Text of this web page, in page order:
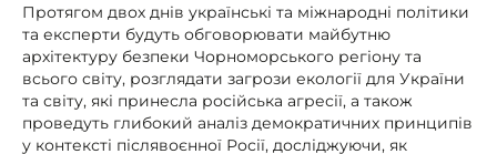
Протягом двох днів українські та міжнародні політики
та експерти будуть обговорювати майбутню
архітектуру безпеки Чорноморського регіону та
всього світу, розглядати загрози екології для України
та світу, які принесла російська агресії, а також
проведуть глибокий аналіз демократичних принципів
у контексті післявоєнної Росії, досліджуючи, як